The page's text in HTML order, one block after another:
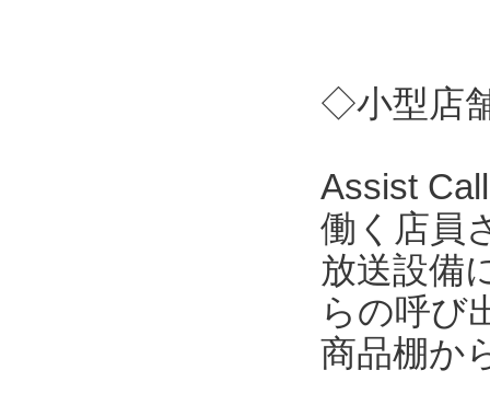
◇小型店
Assist
働く店員
放送設備
らの呼び
商品棚か